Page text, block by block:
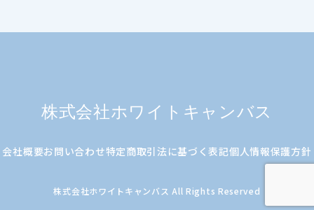
株式会社ホワイトキャンバス
会社概要お問い合わせ特定商取引法に基づく表記個人情報保護方針
株式会社ホワイトキャンバス All Rights Reserved